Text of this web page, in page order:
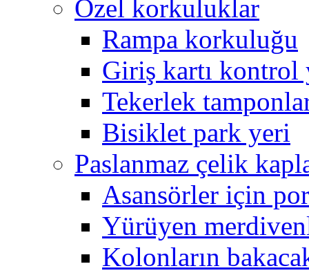
Özel korkuluklar
Rampa korkuluğu
Giriş kartı
Tekerlek
Bisiklet park yeri
Paslanmaz çelik
Asansörler için
Yürüyen
Kolonların